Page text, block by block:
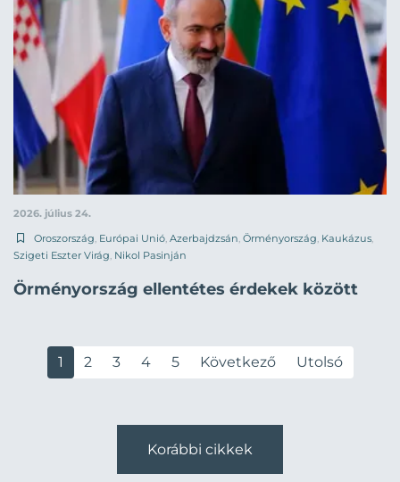
2026. július 24.
Oroszország, Európai Unió, Azerbajdzsán, Örményország, Kaukázus,
Szigeti Eszter Virág, Nikol Pasinján
Örményország ellentétes érdekek között
1 2 3 4 5 Következő Utolsó
Korábbi cikkek